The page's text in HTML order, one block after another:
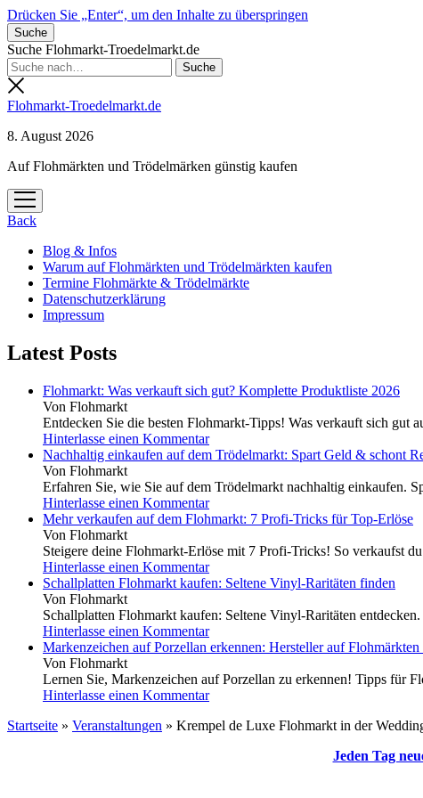
Drücken Sie „Enter“, um den Inhalte zu überspringen
Suche
Suche Flohmarkt-Troedelmarkt.de
Flohmarkt-Troedelmarkt.de
8. August 2026
Auf Flohmärkten und Trödelmärken günstig kaufen
Menü
öffnen
Back
Blog & Infos
Warum auf Flohmärkten und Trödelmärkten kaufen
Termine Flohmärkte & Trödelmärkte
Datenschutzerklärung
Impressum
Latest Posts
Flohmarkt: Was verkauft sich gut? Komplette Produktliste 2026
Von Flohmarkt
Entdecken Sie die besten Flohmarkt-Tipps! Was verkauft sich gut
Hinterlasse einen Kommentar
Nachhaltig einkaufen auf dem Trödelmarkt: Spart Geld & schont
Von Flohmarkt
Erfahren Sie, wie Sie auf dem Trödelmarkt nachhaltig einkaufen.
Hinterlasse einen Kommentar
Mehr verkaufen auf dem Flohmarkt: 7 Profi-Tricks für Top-Erlöse
Von Flohmarkt
Steigere deine Flohmarkt-Erlöse mit 7 Profi-Tricks! So verkaufst
Hinterlasse einen Kommentar
Schallplatten Flohmarkt kaufen: Seltene Vinyl-Raritäten finden
Von Flohmarkt
Schallplatten Flohmarkt kaufen: Seltene Vinyl-Raritäten
Hinterlasse einen Kommentar
Markenzeichen auf Porzellan erkennen: Hersteller auf Flohmärkten
Von Flohmarkt
Lernen Sie, Markenzeichen auf Porzellan zu erkennen! Tipps für
Hinterlasse einen Kommentar
Startseite » Veranstaltungen » Krempel de Luxe Flohmarkt in der
Jeden Tag